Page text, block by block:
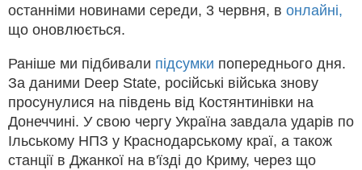
останніми новинами середи, 3 червня, в онлайні,
що оновлюється.
Раніше ми підбивали підсумки попереднього дня.
За даними Deep State, російські війська знову
просунулися на південь від Костянтинівки на
Донеччині. У свою чергу Україна завдала ударів по
Ільському НПЗ у Краснодарському краї, а також
станції в Джанкої на в'їзді до Криму, через що